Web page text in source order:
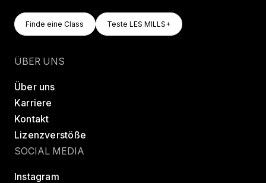
Finde Eine Class
Finde eine Class
Teste LES MILLS+
Teste LES MILLS+
ÜBER UNS
Über uns
Karriere
Kontakt
Lizenzverstöße
SOCIAL MEDIA
Instagram